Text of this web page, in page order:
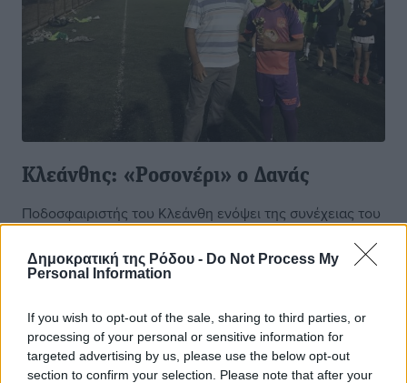
Δημοκρατική της Ρόδου - Do Not Process My
Personal Information
If you wish to opt-out of the sale, sharing to third parties, or
processing of your personal or sensitive information for
targeted advertising by us, please use the below opt-out
section to confirm your selection. Please note that after your
Κλεάνθης: «Ροσονέρι» ο Δανάς
Ποδοσφαιριστής του Κλεάνθη ενόψει της συνέχειας του
πρωταθλήματος της Α’ Κατηγορίας, θα πρέπει να
θεωρείται ο Γιώργος Δανάς. Ο έμπειρος μέσος
συμφώνησε σε όλα με την διοίκηση ...
02.10.19, 17:59